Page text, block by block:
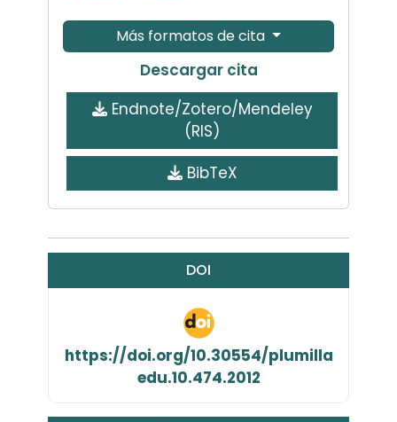
Más formatos de cita
Descargar cita
Endnote/Zotero/Mendeley
(RIS)
BibTeX
DOI
https://doi.org/10.30554/plumilla
edu.10.474.2012